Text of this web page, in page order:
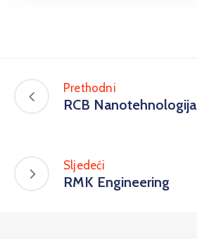
Prethodni
RCB Nanotehnologija
Sljedeći
RMK Engineering